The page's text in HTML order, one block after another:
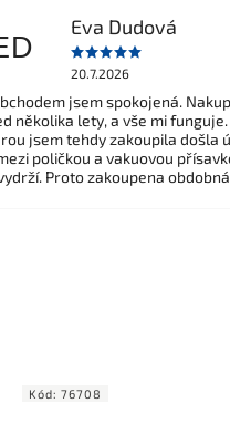
Eva Dudová
20.7.2026
jsem spokojená.
několika lety, a vše mi
jsem tehdy zakoupila došla
poličkou a vakuovou
Proto zakoupena
Kód: 76708